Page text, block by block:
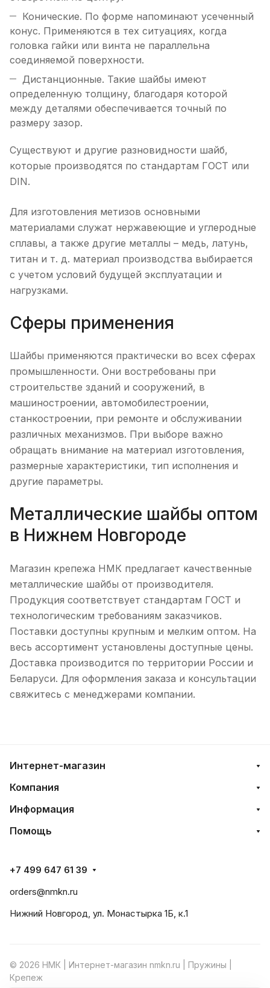
Конические. По форме напоминают усеченный
конус. Применяются в тех ситуациях, когда
головка гайки или винта не параллельна
соединяемой поверхности.
Дистанционные. Такие шайбы имеют
определенную толщину, благодаря которой
между деталями обеспечивается точный по
размеру зазор.
Существуют и другие разновидности шайб,
которые производятся по стандартам ГОСТ или
DIN.
Для изготовления метизов основными
материалами служат нержавеющие и углеродные
сплавы, а также другие металлы – медь, латунь,
титан и т. д. материал производства выбирается
с учетом условий будущей эксплуатации и
нагрузками.
Сферы применения
Шайбы применяются практически во всех сферах
промышленности. Они востребованы при
строительстве зданий и сооружений, в
машиностроении, автомобилестроении,
станкостроении, при ремонте и обслуживании
различных механизмов. При выборе важно
обращать внимание на материал изготовления,
размерные характеристики, тип исполнения и
другие параметры.
Металлические шайбы оптом
в Нижнем Новгороде
Магазин крепежа НМК предлагает качественные
металлические шайбы от производителя.
Продукция соответствует стандартам ГОСТ и
технологическим требованиям заказчиков.
Поставки доступны крупным и мелким оптом. На
весь ассортимент установлены доступные цены.
Доставка производится по территории России и
Беларуси. Для оформления заказа и консультации
свяжитесь с менеджерами компании.
Интернет-магазин
Компания
Информация
Помощь
+7 499 647 61 39
orders@nmkn.ru
Нижний Новгород, ул. Монастырка 1Б, к.1
© 2026 НМК | Интернет-магазин nmkn.ru | Пружины |
Крепеж